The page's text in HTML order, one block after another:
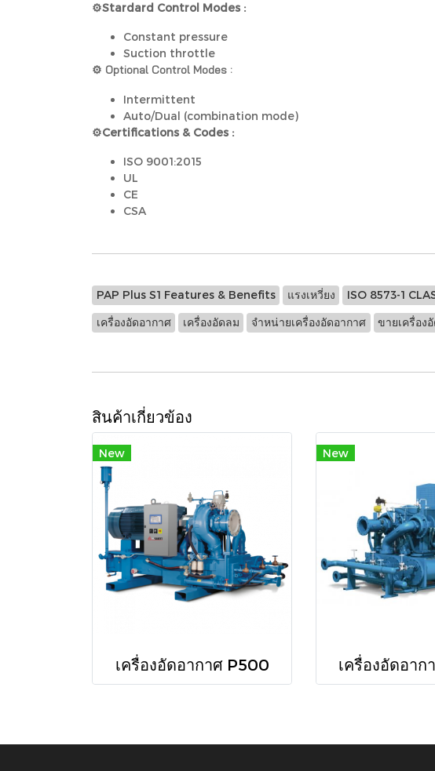
⚙️Stardard Control Modes :
Constant pressure
Suction throttle
⚙️ Optional Control Modes :
Intermittent
Auto/Dual (combination mode)
⚙️Certifications & Codes :
ISO 9001:2015
UL
CE
CSA
PAP Plus S1 Features & Benefits แรงเหวี่ยง ISO 8573-1
เครื่องอัดอากาศ เครื่องอัดลม จำหน่ายเครื่องอัดอากาศ ขายเครื่อง
สินค้าเกี่ยวข้อง
New
เครื่องอัดอากาศ P500
New
เครื่องอัดอา